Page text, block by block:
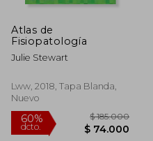
Atlas de
Fisiopatología
Julie Stewart
Lww, 2018, Tapa Blanda,
Nuevo